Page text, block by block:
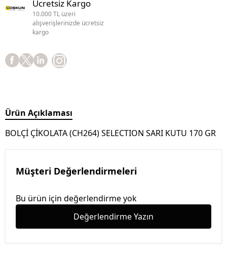
Ücretsiz Kargo
10.000 TL üzeri
alışverişlerinizde ücretsiz
kargo
Ürün Açıklaması
BOLÇİ ÇİKOLATA (CH264) SELECTION SARI KUTU 170 GR
Müşteri Değerlendirmeleri
Bu ürün için değerlendirme yok
Değerlendirme Yazın